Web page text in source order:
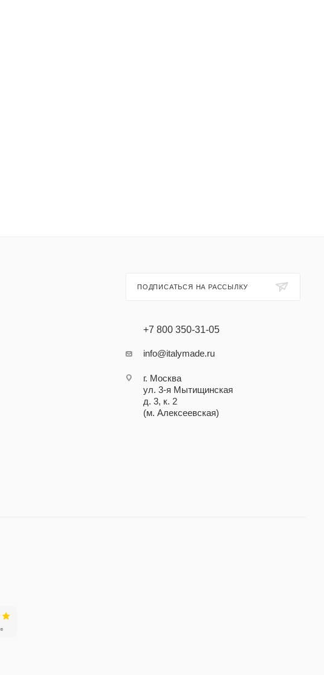
ПОДПИСАТЬСЯ НА РАССЫЛКУ
+7 800 350-31-05
info@italymade.ru
г. Москва
ул. 3-я Мытищинская
д. 3, к. 2
(м. Алексеевская)